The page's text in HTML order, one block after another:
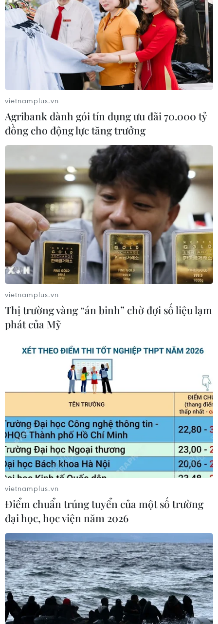
vietnamplus.vn
Agribank dành gói tín dụng ưu đãi 70.000 tỷ
đồng cho động lực tăng trưởng
vietnamplus.vn
Thị trường vàng “án binh” chờ đợi số liệu lạm
phát của Mỹ
vietnamplus.vn
Điểm chuẩn trúng tuyển của một số trường
đại học, học viện năm 2026